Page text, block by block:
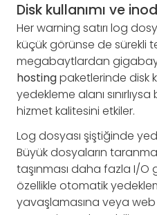
Disk kullanımı ve
Her warning satırı log
küçük görünse de sürekli
megabaytlardan
hostingpaketlerinde disk
yedekleme alanı
hizmet kalitesini etkiler.
Log dosyası şiştiğinde
Büyük dosyaların
taşınması daha fazla I/O
özellikle otomatik
yavaşlamasına veya